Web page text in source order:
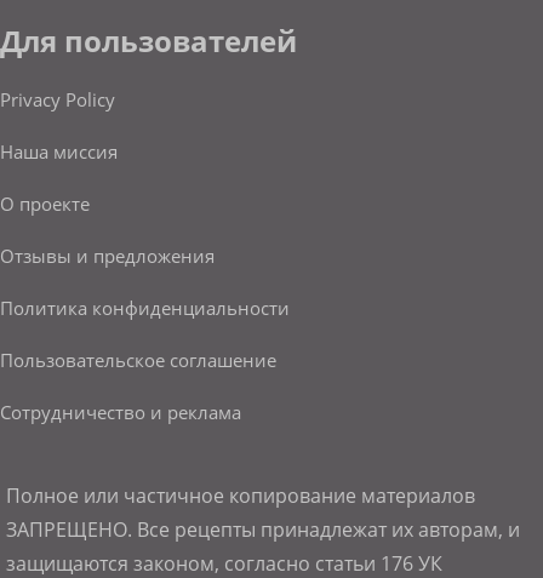
Для пользователей
Privacy Policy
Наша миссия
О проекте
Отзывы и предложения
Политика конфиденциальности
Пользовательское соглашение
Сотрудничество и реклама
Полное или частичное копирование материалов
ЗАПРЕЩЕНО. Все рецепты принадлежат их авторам, и
защищаются законом, согласно статьи 176 УК